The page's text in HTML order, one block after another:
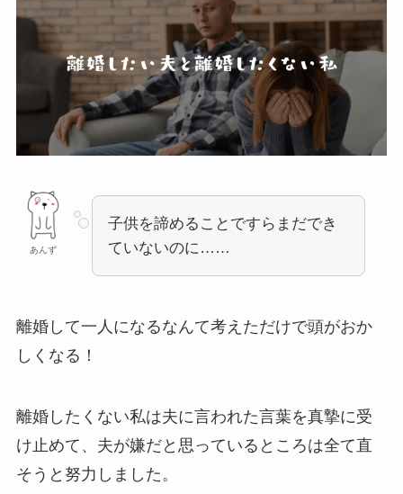
あんず
子供を諦めることですらまだでき
ていないのに……
離婚して一人になるなんて考えただけで頭がおか
しくなる！
離婚したくない私は夫に言われた言葉を真摯に受
け止めて、夫が嫌だと思っているところは全て直
そうと努力しました。